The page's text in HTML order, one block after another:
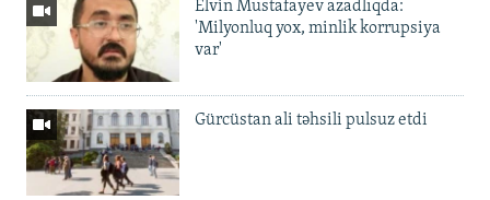
Elvin Mustafayev azadlıqda:
'Milyonluq yox, minlik korrupsiya
var'
Gürcüstan ali təhsili pulsuz etdi